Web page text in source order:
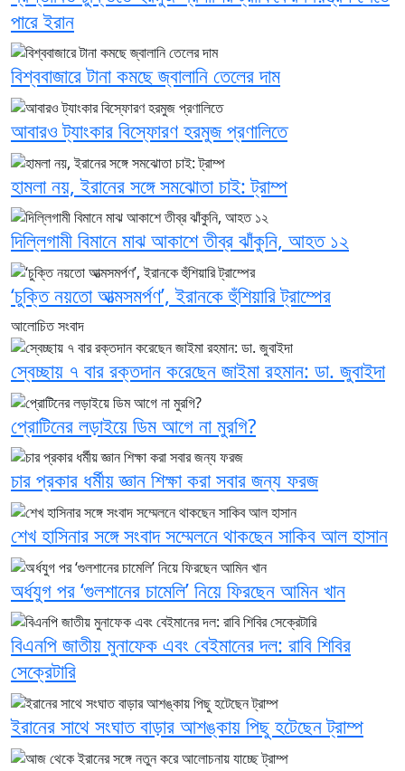
পারে ইরান
বিশ্ববাজারে টানা কমছে জ্বালানি তেলের দাম
আবারও ট্যাংকার বিস্ফোরণ হরমুজ প্রণালিতে
হামলা নয়, ইরানের সঙ্গে সমঝোতা চাই: ট্রাম্প
দিল্লিগামী বিমানে মাঝ আকাশে তীব্র ঝাঁকুনি, আহত ১২
‘চুক্তি নয়তো আত্মসমর্পণ’, ইরানকে হুঁশিয়ারি ট্রাম্পের
আলোচিত সংবাদ
স্বেচ্ছায় ৭ বার রক্তদান করেছেন জাইমা রহমান: ডা. জুবাইদা
প্রোটিনের লড়াইয়ে ডিম আগে না মুরগি?
চার প্রকার ধর্মীয় জ্ঞান শিক্ষা করা সবার জন্য ফরজ
শেখ হাসিনার সঙ্গে সংবাদ সম্মেলনে থাকছেন সাকিব আল হাসান
অর্ধযুগ পর ‘গুলশানের চামেলি’ নিয়ে ফিরছেন আমিন খান
বিএনপি জাতীয় মুনাফেক এবং বেইমানের দল: রাবি শিবির
সেক্রেটারি
ইরানের সাথে সংঘাত বাড়ার আশঙ্কায় পিছু হটেছেন ট্রাম্প